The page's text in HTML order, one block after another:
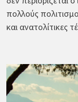
πολλούς
και ανατολίτικες